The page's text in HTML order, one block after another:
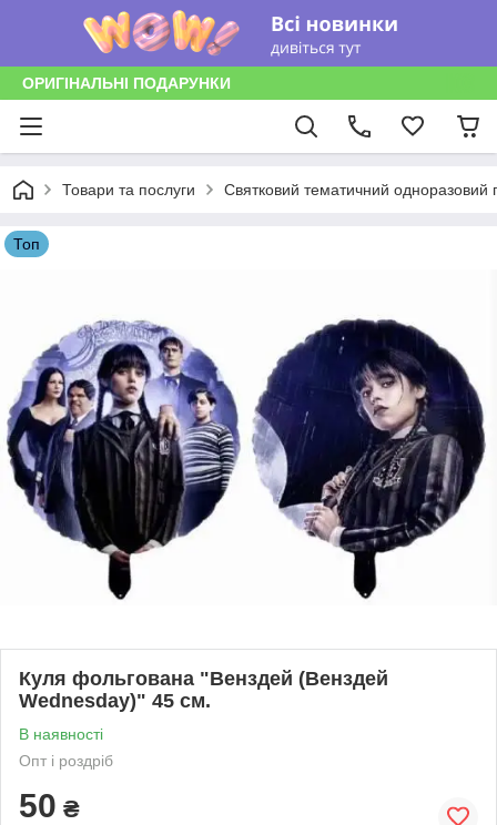
ОРИГІНАЛЬНІ ПОДАРУНКИ
Товари та послуги Святковий тематичний одноразовий
Топ
Куля фольгована "Венздей (Венздей
Wednesday)" 45 см.
В наявності
Опт і роздріб
50 ₴